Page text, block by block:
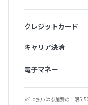
クレジットカード
キャリア決済
電子マネー
※1 d払いは参加費の上限